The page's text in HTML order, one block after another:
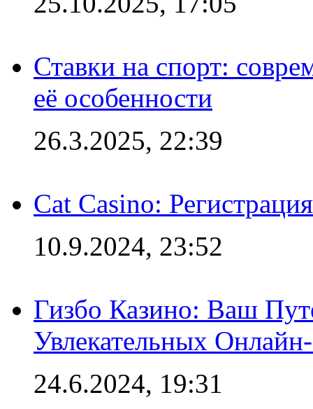
Ставки на спорт:
её особенности
26.3.2025, 22:39
Cat Casino:
10.9.2024, 23:52
Гизбо Казино: Ваш
Увлекательных
24.6.2024, 19:31